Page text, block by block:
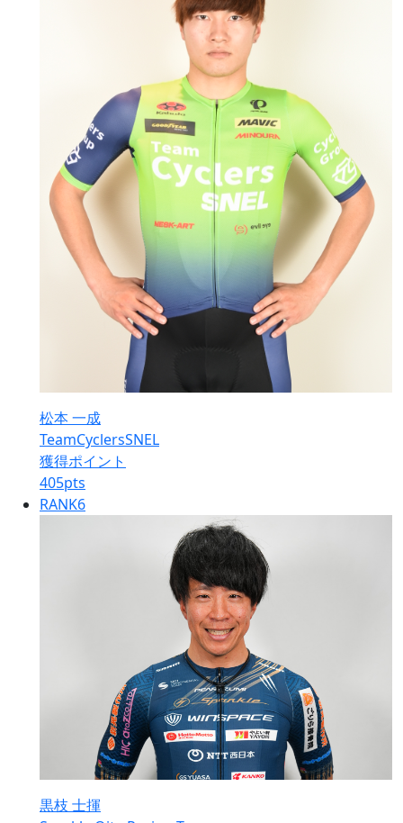
松本 一成
TeamCyclersSNEL
獲得ポイント
405pts
RANK6
黒枝 士揮